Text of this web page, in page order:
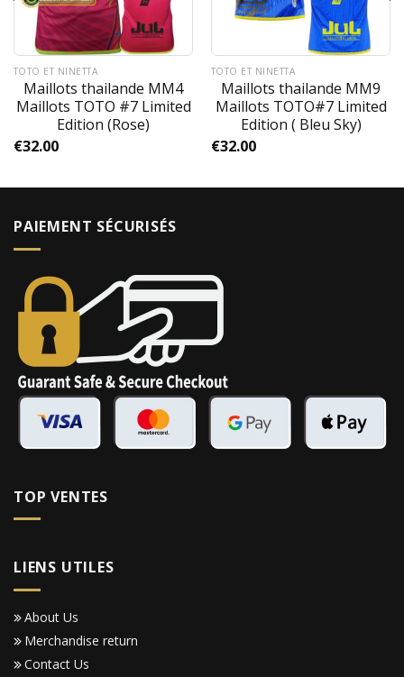
TOTO ET NINETTA
Maillots thailande MM4
Maillots TOTO #7 Limited
Edition (Rose)
€32.00
TOTO ET NINETTA
Maillots thailande MM9
Maillots TOTO#7 Limited
Edition ( Bleu Sky)
€32.00
PAIEMENT SÉCURISÉS
TOP VENTES
LIENS UTILES
About Us
Merchandise return
Contact Us